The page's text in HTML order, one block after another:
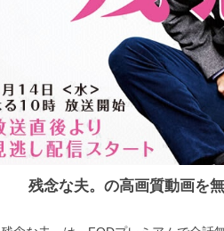
残念な夫。の高画質動画を